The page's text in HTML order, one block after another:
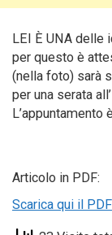
LEI È UNA delle
per questo è
(nella foto) sarà
per una serata
L’appuntamento
Articolo in PDF:
Scarica qui il PDF